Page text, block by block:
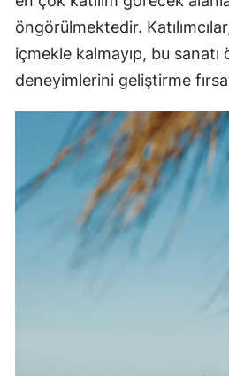
öngörülmektedir.
içmekle kalmayıp, bu
deneyimlerini geliştirme